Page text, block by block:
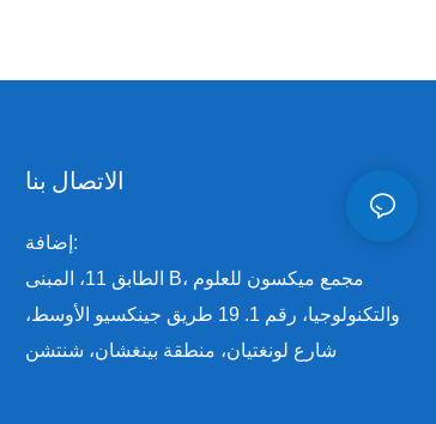
الاتصال بنا
إضافة:
الطابق 11، المبنى B، مجمع ميكسون للعلوم
والتكنولوجيا، رقم 1. 19 طريق جينكسيو الأوسط،
شارع لونغتيان، منطقة بينغشان، شنتشن